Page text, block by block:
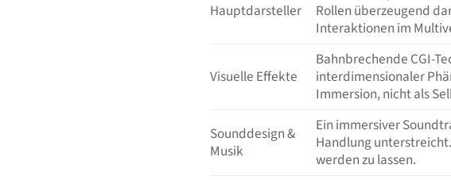
Hauptdarsteller
Rollen überzeugend
Interaktionen im
Visuelle Effekte
Bahnbrechende CGI-
interdimensionaler
Immersion, nicht als
Sounddesign &
Musik
Ein immersiver
Handlung
werden zu lassen.